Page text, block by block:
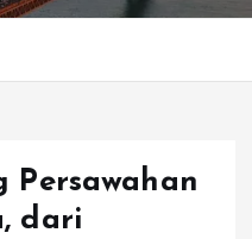
Persawahan
dari